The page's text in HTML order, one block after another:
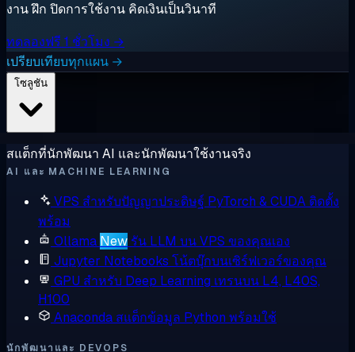
งาน ฝึก ปิดการใช้งาน คิดเงินเป็นวินาที
ทดลองฟรี 1 ชั่วโมง →
เปรียบเทียบทุกแผน →
สแต็กที่นักพัฒนา AI และนักพัฒนาใช้งานจริง
AI และ MACHINE LEARNING
VPS สำหรับปัญญาประดิษฐ์ PyTorch & CUDA ติดตั้ง
พร้อม
Ollama New รัน LLM บน VPS ของคุณเอง
Jupyter Notebooks โน้ตบุ๊กบนเซิร์ฟเวอร์ของคุณ
GPU สำหรับ Deep Learning เทรนบน L4, L40S,
H100
Anaconda สแต็กข้อมูล Python พร้อมใช้
นักพัฒนาและ DEVOPS